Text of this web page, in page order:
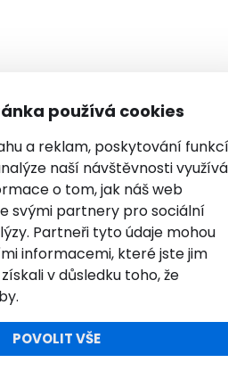
používá cookies
a reklam, poskytování funkcí
naší návštěvnosti
o tom, jak náš web
svými partnery pro sociální
Partneři tyto údaje mohou
informacemi, které jste jim
v důsledku toho, že
POVOLIT VŠE